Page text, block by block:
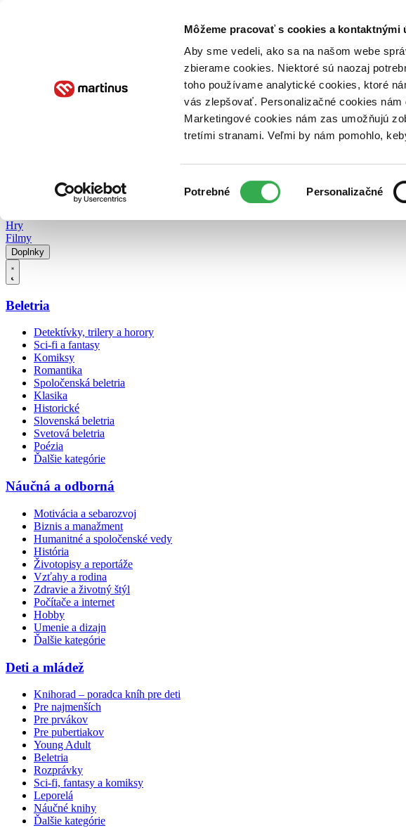
Môžeme pracovať s cookies a kontaktnými
Aby sme vedeli, ako sa na našom webe
zbierame cookies. Niektoré sú naozaj
toho používame analytické cookies, ktoré
vás zlepšovať. Personalizačné cookies
Marketingové cookies nám zas umožňujú
tretími stranami. Veľmi by nám pomohlo,
súhlasu
Potrebné Personalizačné
Poukážky Kontakt
Hry
Filmy
Doplnky
Beletria
Detektívky, trilery a horory
Sci-fi a fantasy
Komiksy
Romantika
Spoločenská beletria
Klasika
Historické
Slovenská beletria
Svetová beletria
Poézia
Ďalšie kategórie
Náučná a odborná
Motivácia a sebarozvoj
Biznis a manažment
Humanitné a spoločenské vedy
História
Životopisy a reportáže
Vzťahy a rodina
Zdravie a životný štýl
Počítače a internet
Hobby
Umenie a dizajn
Ďalšie kategórie
Deti a mládež
Knihorad – poradca kníh pre deti
Pre najmenších
Pre prvákov
Pre pubertiakov
Young Adult
Beletria
Rozprávky
Sci-fi, fantasy a komiksy
Leporelá
Náučné knihy
Ďalšie kategórie